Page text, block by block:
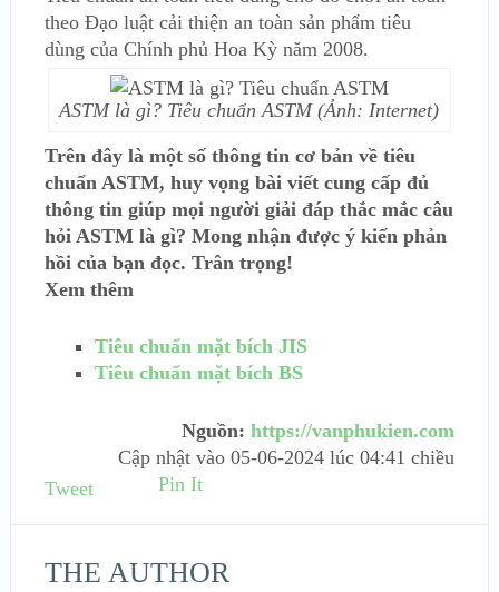
theo Đạo luật cải thiện an toàn sản phẩm tiêu
dùng của Chính phủ Hoa Kỳ năm 2008.
ASTM là gì? Tiêu chuẩn ASTM (Ảnh: Internet)
Trên đây là một số thông tin cơ bản về tiêu
chuẩn ASTM, huy vọng bài viết cung cấp đủ
thông tin giúp mọi người giải đáp thắc mắc câu
hỏi ASTM là gì? Mong nhận được ý kiến phản
hồi của bạn đọc. Trân trọng!
Xem thêm
Tiêu chuẩn mặt bích JIS
Tiêu chuẩn mặt bích BS
Nguồn:https://vanphukien.com
Cập nhật vào05-06-2024 lúc 04:41 chiều
Tweet
Pin It
THE AUTHOR